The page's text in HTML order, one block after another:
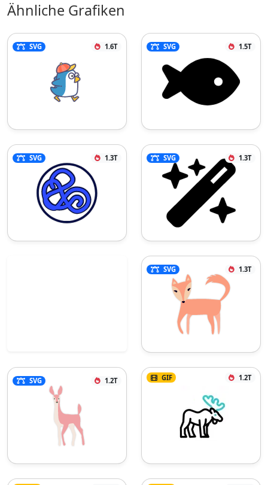
Ähnliche Grafiken
SVG 1.6T SVG 1.5T
SVG 1.3T SVG 1.3T
SVG 1.3T
SVG 1.2T GIF 1.2T